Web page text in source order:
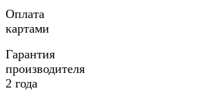
Оплата
картами
Гарантия
производителя
2 года